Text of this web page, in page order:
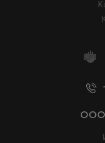
ООО